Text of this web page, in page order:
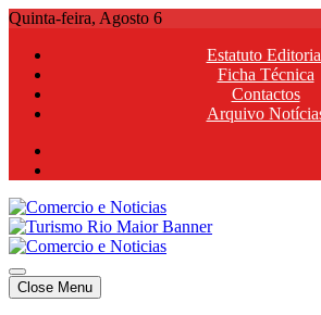
Skip
content
Quinta-feira, Agosto 6
Estatuto
Ficha Técnica
Contactos
Arquivo
Comercio e Noticias
Notícias e Publicidade Online
Comercio e Noticias
Notícias e Publicidade Online
Close Menu